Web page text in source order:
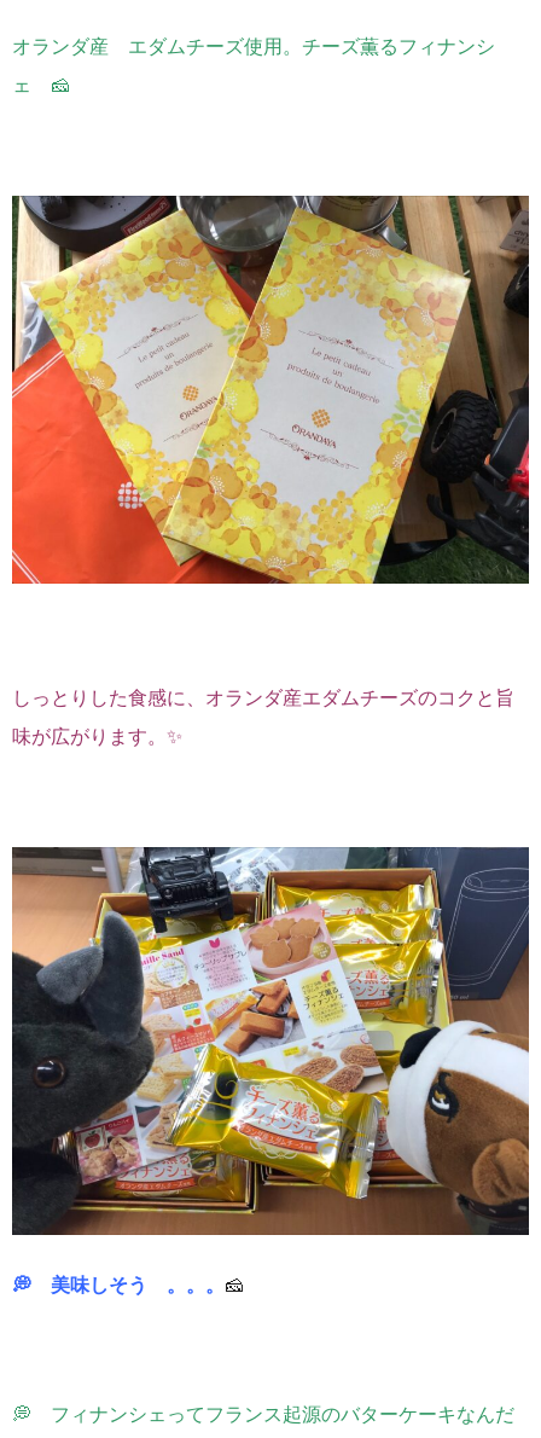
オランダ産 エダムチーズ使用。 チーズ薫るフィナンシ
ェ 🧀
しっとりした食感に、オランダ産エダムチーズのコクと旨
味が広がります。✨
💭 美味しそう 。。。 🧀
💭 フィナンシェってフランス起源のバターケーキなんだ